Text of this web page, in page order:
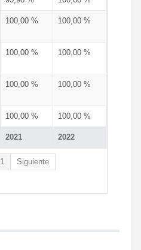
2021 2022
100,00 % 100,00 %
100,00 % 100,00 %
100,00 % 100,00 %
100,00 % 100,00 %
1 Siguiente